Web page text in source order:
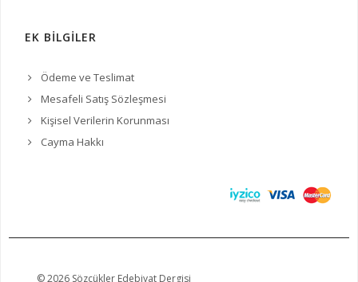
EK BİLGİLER
Ödeme ve Teslimat
Mesafeli Satış Sözleşmesi
Kişisel Verilerin Korunması
Cayma Hakkı
© 2026 Sözcükler Edebiyat Dergisi